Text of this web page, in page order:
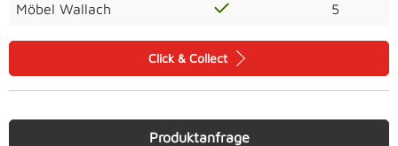
Möbel Wallach 5
Click & Collect
Produktanfrage